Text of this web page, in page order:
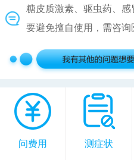
糖皮质激素、驱虫药、感
要避免擅自使用，需咨询
问费用 测症状